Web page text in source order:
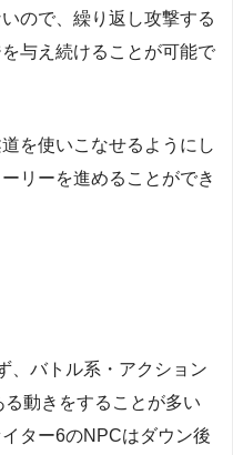
ので、繰り返し攻撃する
与え続けることが可能で
を使いこなせるようにし
リーを進めることができ
、バトル系・アクション
動きをすることが多い
ター6のNPCはダウン後